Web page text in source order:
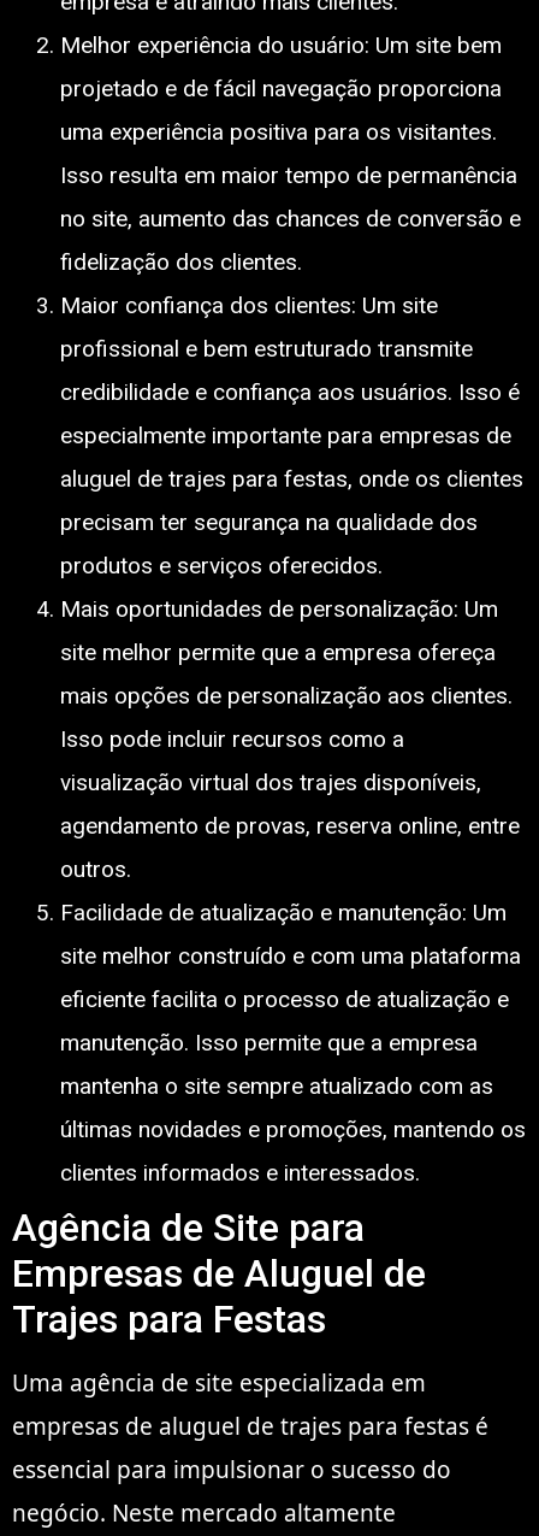
Melhor experiência do usuário: Um site bem
projetado e de fácil navegação proporciona
uma experiência positiva para os visitantes.
Isso resulta em maior tempo de permanência
no site, aumento das chances de conversão e
fidelização dos clientes.
Maior confiança dos clientes: Um site
profissional e bem estruturado transmite
credibilidade e confiança aos usuários. Isso é
especialmente importante para empresas de
aluguel de trajes para festas, onde os clientes
precisam ter segurança na qualidade dos
produtos e serviços oferecidos.
Mais oportunidades de personalização: Um
site melhor permite que a empresa ofereça
mais opções de personalização aos clientes.
Isso pode incluir recursos como a
visualização virtual dos trajes disponíveis,
agendamento de provas, reserva online, entre
outros.
Facilidade de atualização e manutenção: Um
site melhor construído e com uma plataforma
eficiente facilita o processo de atualização e
manutenção. Isso permite que a empresa
mantenha o site sempre atualizado com as
últimas novidades e promoções, mantendo os
clientes informados e interessados.
Agência de Site para
Empresas de Aluguel de
Trajes para Festas
Uma agência de site especializada em
empresas de aluguel de trajes para festas é
essencial para impulsionar o sucesso do
negócio. Neste mercado altamente